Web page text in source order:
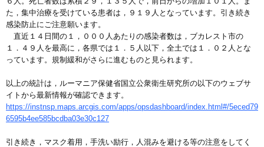
た，集中治療を受けている患者は，９１９人となっています。引き続き
感染防止にご注意願います。
直近１４日間の１，０００人あたりの感染者数は，ブカレスト市の
１．４９人を最高に，各県では１．５人以下，全土では１．０２人とな
っています。規制緩和がさらに進むものと見られます。
以上の統計は，ルーマニア保健省国立公衆衛生研究所の以下のウェブサ
イトから最新情報が確認できます。
https://instnsp.maps.arcgis.com/apps/opsdashboard/index.html#/5eced79
6595b4ee585bcdba03e30c127
引き続き，マスク着用，手洗い励行，人混みを避ける等の注意をしてく